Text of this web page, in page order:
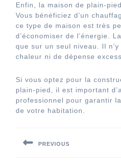
Enfin, la maison de plain-
Vous bénéficiez d’un
ce type de maison est très
d’économiser de l’énergie.
que sur un seul niveau. Il
chaleur ni de dépense
Si vous optez pour la
plain-pied, il est important
professionnel pour garantir
de votre habitation.
de
PREVIOUS